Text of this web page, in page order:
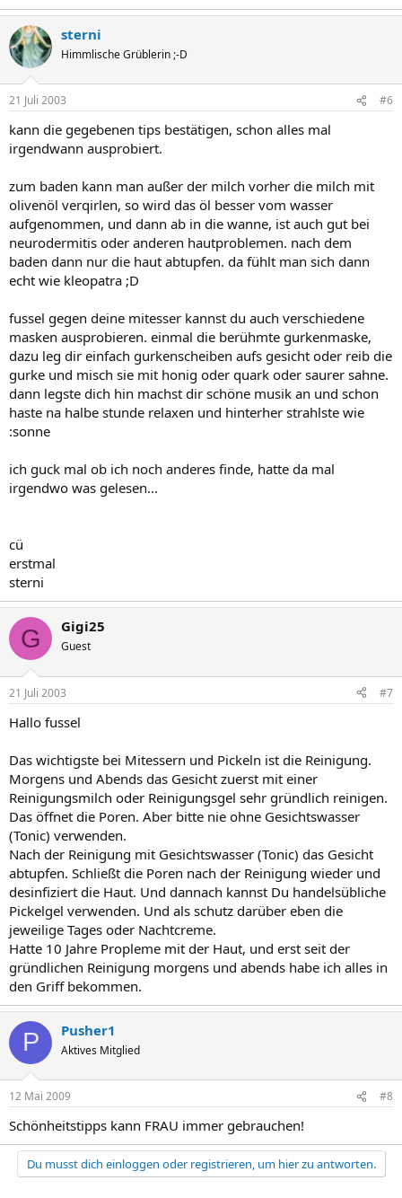
sterni
Himmlische Grüblerin ;-D
21 Juli 2003 #6
kann die gegebenen tips bestätigen, schon alles mal
irgendwann ausprobiert.
zum baden kann man außer der milch vorher die milch mit
olivenöl verqirlen, so wird das öl besser vom wasser
aufgenommen, und dann ab in die wanne, ist auch gut bei
neurodermitis oder anderen hautproblemen. nach dem
baden dann nur die haut abtupfen. da fühlt man sich dann
echt wie kleopatra ;D
fussel gegen deine mitesser kannst du auch verschiedene
masken ausprobieren. einmal die berühmte gurkenmaske,
dazu leg dir einfach gurkenscheiben aufs gesicht oder reib die
gurke und misch sie mit honig oder quark oder saurer sahne.
dann legste dich hin machst dir schöne musik an und schon
haste na halbe stunde relaxen und hinterher strahlste wie
:sonne
ich guck mal ob ich noch anderes finde, hatte da mal
irgendwo was gelesen...
cü
erstmal
sterni
G Gigi25
Guest
21 Juli 2003 #7
Hallo fussel
Das wichtigste bei Mitessern und Pickeln ist die Reinigung.
Morgens und Abends das Gesicht zuerst mit einer
Reinigungsmilch oder Reinigungsgel sehr gründlich reinigen.
Das öffnet die Poren. Aber bitte nie ohne Gesichtswasser
(Tonic) verwenden.
Nach der Reinigung mit Gesichtswasser (Tonic) das Gesicht
abtupfen. Schließt die Poren nach der Reinigung wieder und
desinfiziert die Haut. Und dannach kannst Du handelsübliche
Pickelgel verwenden. Und als schutz darüber eben die
jeweilige Tages oder Nachtcreme.
Hatte 10 Jahre Propleme mit der Haut, und erst seit der
gründlichen Reinigung morgens und abends habe ich alles in
den Griff bekommen.
P Pusher1
Aktives Mitglied
12 Mai 2009 #8
Schönheitstipps kann FRAU immer gebrauchen!
Du musst dich einloggen oder registrieren, um hier zu antworten.